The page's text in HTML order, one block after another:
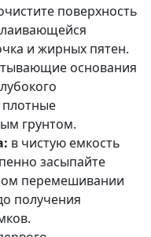
поверхность
и жирных пятен.
основания
плотные
грунтом.
в чистую емкость
засыпайте
перемешивании
получения